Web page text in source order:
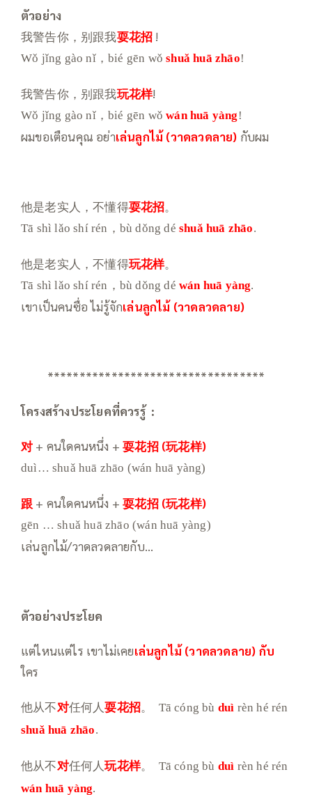
ตัวอย่าง
我警告你，别跟我耍花招 !
Wǒ jǐng gào nǐ，bié gēn wǒ shuǎ huā zhāo!
我警告你，别跟我玩花样!
Wǒ jǐng gào nǐ，bié gēn wǒwán huā yàng !
ผมขอเตือนคุณ อย่าเล่นลูกไม้ (วาดลวดลาย) กับผม
他是老实人，不懂得耍花招。
Tā shì lǎo shí rén，bù dǒng dé shuǎ huā zhāo.
他是老实人，不懂得玩花样。
Tā shì lǎo shí rén，bù dǒng dé wán huā yàng.
เขาเป็นคนซื่อ ไม่รู้จักเล่นลูกไม้ (วาดลวดลาย)
**********************************
โครงสร้างประโยคที่ควรรู้ :
对 + คนใดคนหนึ่ง +耍花招 (玩花样)
duì… shuǎ huā zhāo (wán huā yàng)
跟 + คนใดคนหนึ่ง +耍花招 (玩花样)
gēn … shuǎ huā zhāo (wán huā yàng)
เล่นลูกไม้/วาดลวดลายกับ…
ตัวอย่างประโยค
แต่ไหนแต่ไร เขาไม่เคยเล่นลูกไม้ (วาดลวดลาย) กับ
ใคร
他从不对任何人耍花招。 Tā cóng bù duì rèn hé rén
shuǎ huā zhāo.
他从不对任何人玩花样。 Tā cóng bù duì rèn hé rén
wán huā yàng.